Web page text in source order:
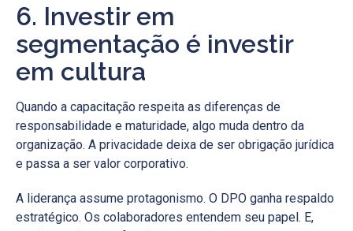
6. Investir em
segmentação é investir
em cultura
Quando a capacitação respeita as diferenças de
responsabilidade e maturidade, algo muda dentro da
organização. A privacidade deixa de ser obrigação jurídica
e passa a ser valor corporativo.
A liderança assume protagonismo. O DPO ganha respaldo
estratégico. Os colaboradores entendem seu papel. E,